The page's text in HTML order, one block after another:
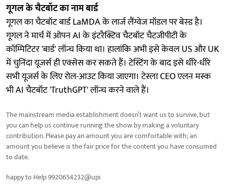
गूगल के चैटबॉट का नाम बार्ड
गूगल का चैटबॉट बार्ड LaMDA के लार्ज लैंग्वेज मॉडल पर बेस्ड है।
गूगल ने मार्च में ओपन AI के इंटरैक्टिव चैटबॉट चैटजीपीटी के
कॉम्पिटिटर 'बार्ड' लॉन्च किया था। हालांकि अभी इसे केवल US और UK
में चुनिंदा यूजर्स ही एक्सेस कर सकते हैं। टेस्टिंग के बाद इसे धीरे-धीरे
सभी यूजर्स के लिए रोल-आउट किया जाएगा। टेस्ला CEO एलन मस्क
भी AI चैटबॉट 'TruthGPT' लॉन्च करने वाले हैं।
The mainstream media establishment doesn’t want us to survive, but
you can help us continue running the show by making a voluntary
contribution. Please pay an amount you are comfortable with; an
amount you believe is the fair price for the content you have consumed
to date.
happy to Help 9920654232@upi